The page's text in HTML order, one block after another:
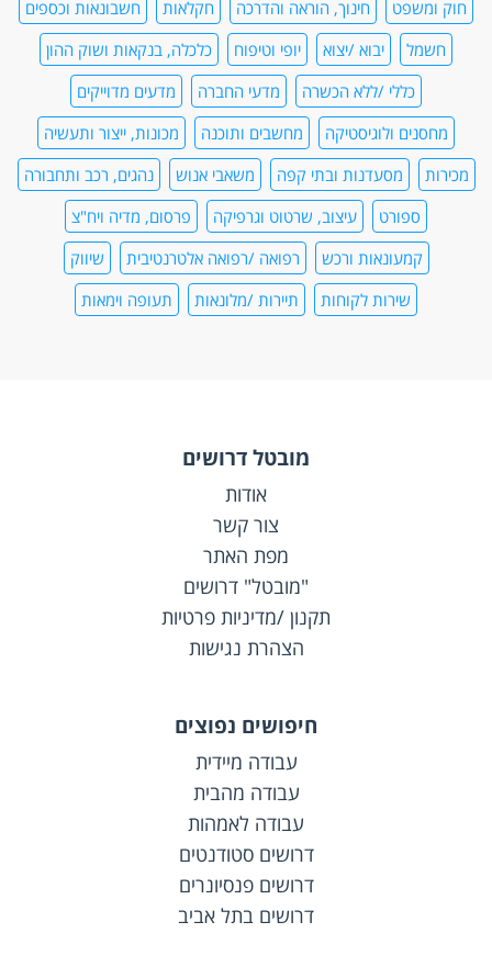
חוק ומשפט
חינוך, הוראה והדרכה חקלאות
חשבונאות וכספים
חשמל
יבוא /יצוא יופי וטיפוח
כלכלה, בנקאות ושוק ההון
כללי /ללא הכשרה
מדעי החברה
מדעים מדוייקים
מחסנים ולוגיסטיקה
מחשבים ותוכנה
מכונות, ייצור ותעשיה
מכירות
מסעדנות ובתי קפה משאבי אנוש
נהגים, רכב ותחבורה
ספורט
עיצוב, שרטוט וגרפיקה
פרסום, מדיה ויח"צ
קמעונאות ורכש
רפואה /רפואה אלטרנטיבית
שיווק
שירות לקוחות
תיירות /מלונאות תעופה וימאות
מובטל דרושים
אודות
צור קשר
מפת האתר
"מובטל" דרושים
תקנון /מדיניות פרטיות
הצהרת נגישות
חיפושים נפוצים
עבודה מיידית
עבודה מהבית
עבודה לאמהות
דרושים סטודנטים
דרושים פנסיונרים
דרושים בתל אביב